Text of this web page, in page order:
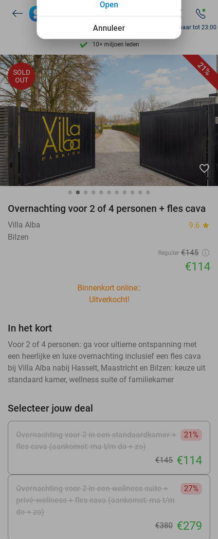
Ontdek 15.000+ deals
7 dagen per week beschikbaar
10+ miljoen leden
9,4 206.071 reviews
Ontdek 15.000+ deals
7 dagen per week beschikbaar
10+ miljoen leden
Bereikbaar tot 23:00
21%
SOLD
OUT
favorite_border
Overnachting voor 2 of 4 personen + fles cava
Villa Alba 9.6 star
Bilzen
Regulier €145
€114
Binnenkort online::
Uitverkocht!
In het kort
Voor 2 of 4 personen: ga voor ultieme ontspanning met
een heerlijke en luxe overnachting inclusief een fles cava
bij Villa Alba nabij Hasselt, Maastricht en Bilzen: keuze uit
standaard kamer, wellness suite of familiekamer
Selecteer jouw deal
Overnachting voor 2 in een standaardkamer +
fles cava (aankomst: ma t/m do + zo)
21%
€145 €114
Overnachting voor 2 in een wellness suite +
privé-wellness + fles cava (aankomst: ma t/m
do + zo)
27%
€380 €279
Annuleer
Open